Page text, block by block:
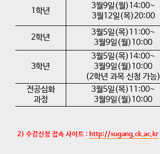
1학년
3월9일(월)14:00~
3월12일(목)20:00
2학년
3월5일(목)11:00~
3월9일(월)10:00
3학년
3월5일(목)14:00~
3월9일(월)10:00
(2학년 과목 신청 가능)
전공심화
과정
3월5일(목)11:00~
3월9일(월)10:00
2) 수강신청 접속 사이트 : http://sugang.ck.ac.kr